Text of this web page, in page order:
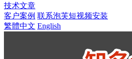
技术文章
客户案例 联系泡芙短视频安装
繁體中文 English